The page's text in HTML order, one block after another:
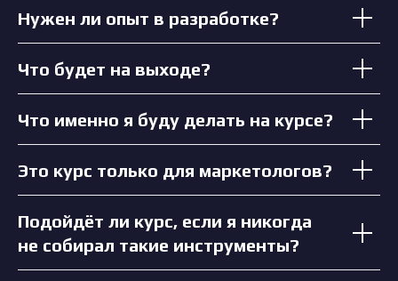
Нужен ли опыт в разработке?
Что будет на выходе?
Что именно я буду делать на курсе?
Это курс только для маркетологов?
Подойдёт ли курс, если я никогда
не собирал такие инструменты?